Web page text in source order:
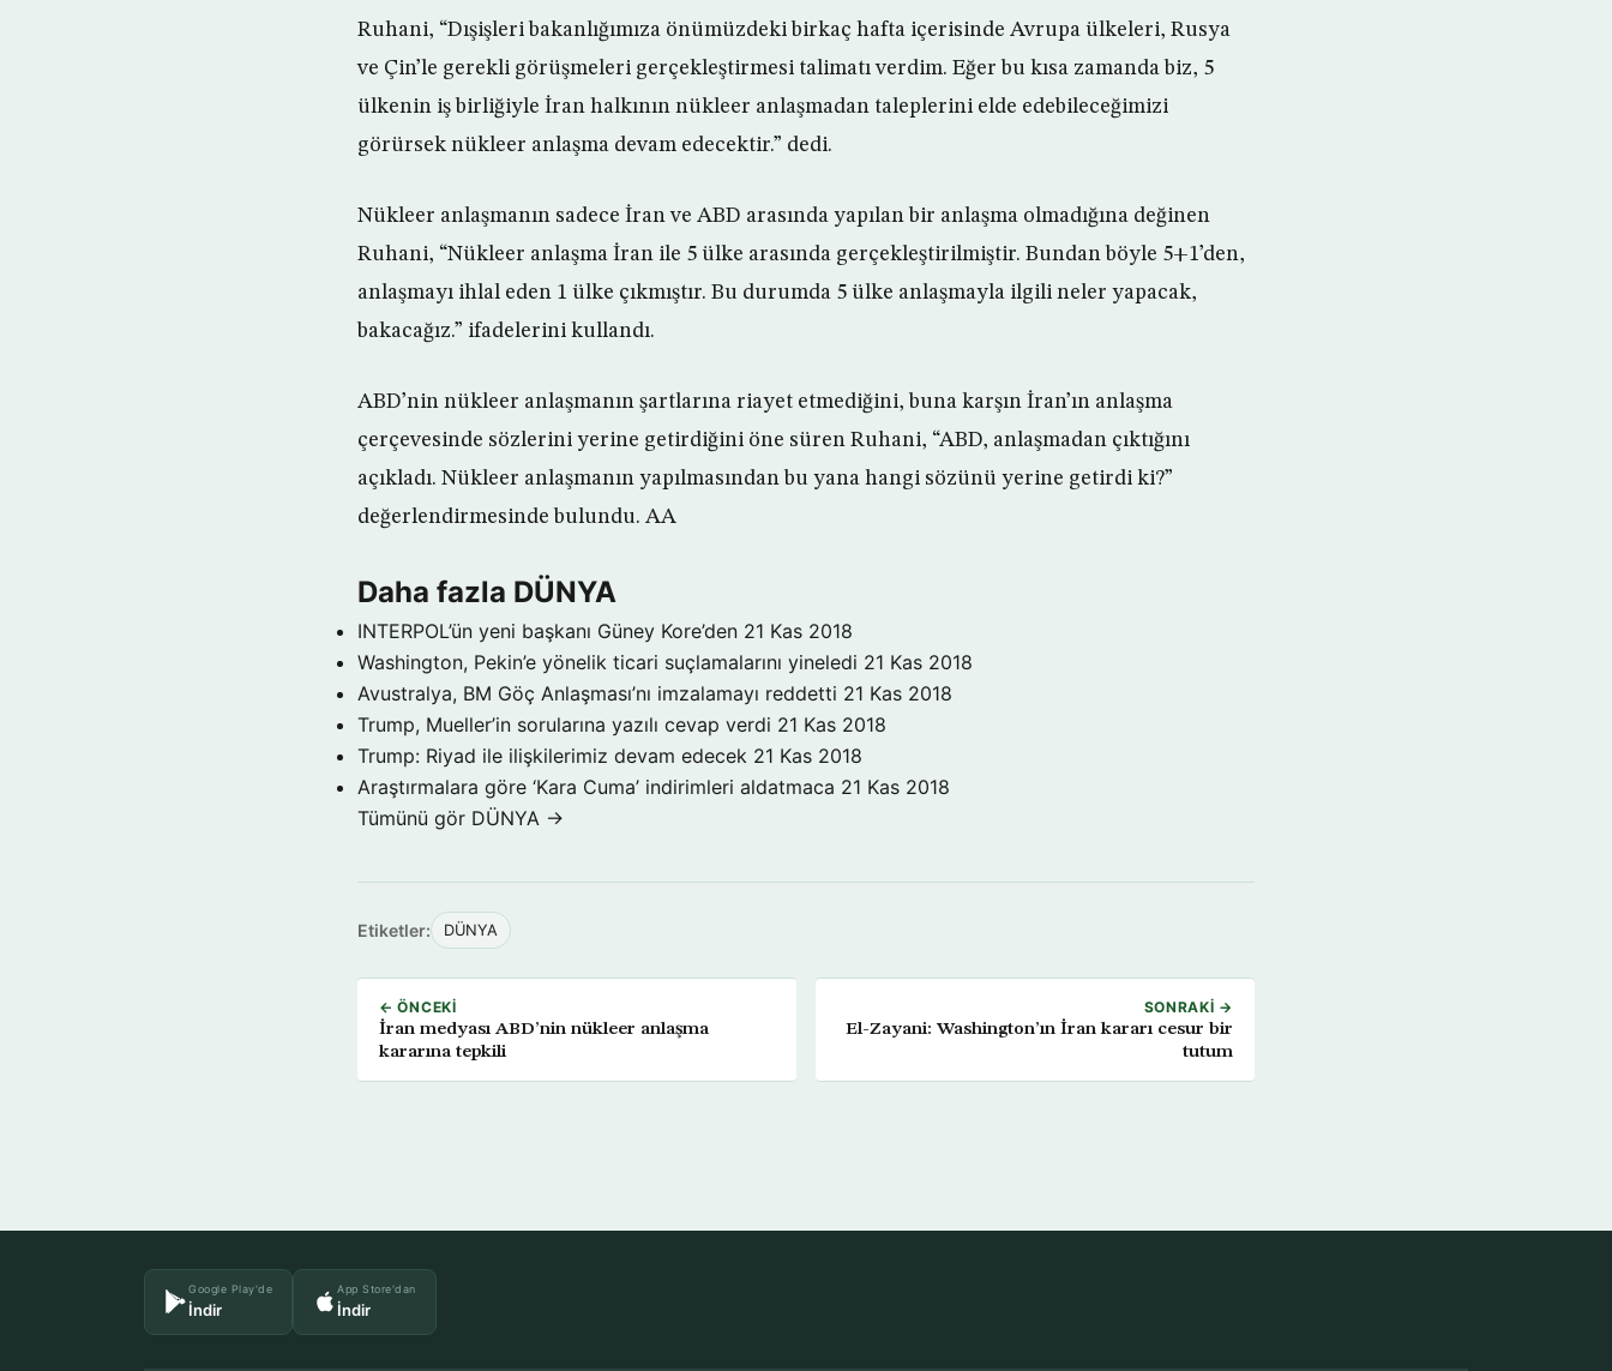
Ruhani, “Dışişleri bakanlığımıza önümüzdeki birkaç hafta içerisinde Avrupa ülkeleri, Rusya
ve Çin’le gerekli görüşmeleri gerçekleştirmesi talimatı verdim. Eğer bu kısa zamanda biz, 5
ülkenin iş birliğiyle İran halkının nükleer anlaşmadan taleplerini elde edebileceğimizi
görürsek nükleer anlaşma devam edecektir.” dedi.
Nükleer anlaşmanın sadece İran ve ABD arasında yapılan bir anlaşma olmadığına değinen
Ruhani, “Nükleer anlaşma İran ile 5 ülke arasında gerçekleştirilmiştir. Bundan böyle 5+1’den,
anlaşmayı ihlal eden 1 ülke çıkmıştır. Bu durumda 5 ülke anlaşmayla ilgili neler yapacak,
bakacağız.” ifadelerini kullandı.
ABD’nin nükleer anlaşmanın şartlarına riayet etmediğini, buna karşın İran’ın anlaşma
çerçevesinde sözlerini yerine getirdiğini öne süren Ruhani, “ABD, anlaşmadan çıktığını
açıkladı. Nükleer anlaşmanın yapılmasından bu yana hangi sözünü yerine getirdi ki?”
değerlendirmesinde bulundu. AA
Daha fazla DÜNYA
INTERPOL’ün yeni başkanı Güney Kore’den 21 Kas 2018
Washington, Pekin’e yönelik ticari suçlamalarını yineledi 21 Kas 2018
Avustralya, BM Göç Anlaşması’nı imzalamayı reddetti 21 Kas 2018
Trump, Mueller’in sorularına yazılı cevap verdi 21 Kas 2018
Trump: Riyad ile ilişkilerimiz devam edecek 21 Kas 2018
Araştırmalara göre ‘Kara Cuma’ indirimleri aldatmaca 21 Kas 2018
Tümünü gör DÜNYA →
Etiketler: DÜNYA
← ÖNCEKI
İran medyası ABD’nin nükleer anlaşma
kararına tepkili
SONRAKI →
El-Zayani: Washington’ın İran kararı cesur bir
tutum
Google Play'de
İndir
App Store'dan
İndir